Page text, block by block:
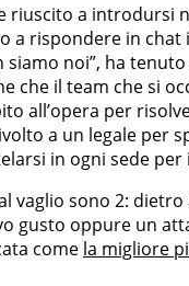
riuscito a introdursi
a rispondere in chat
noi”, ha
che il team che si
all’opera per
a un legale per
in ogni sede
vaglio sono 2:
gusto oppure un
come la migliore